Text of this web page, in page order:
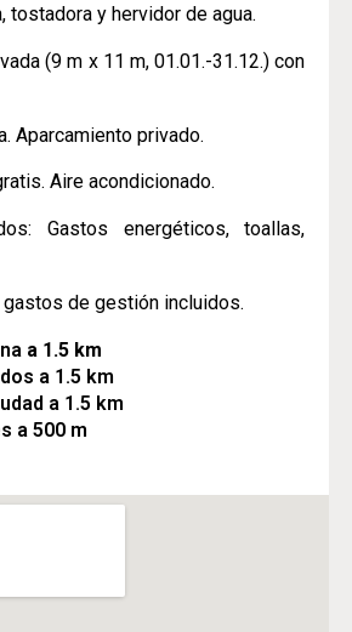
y hervidor de agua.
(9 m x 11 m, 01.01.-31.12.) con
Aparcamiento privado.
Aire acondicionado.
Gastos energéticos, toallas,
de gestión incluidos.
a 1.5 km
a 1.5 km
a 1.5 km
a 500 m